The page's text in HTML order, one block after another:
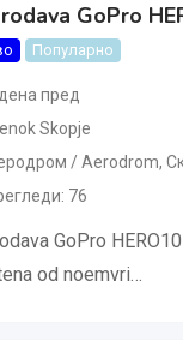
GoPro
Популарно
пред
Skopje
/ Aerodrom,
76
GoPro
od noemvri…